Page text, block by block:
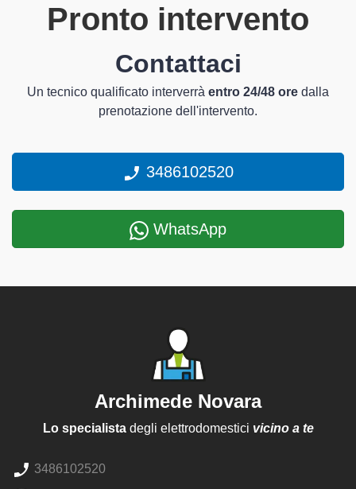
Pronto intervento
Contattaci
Un tecnico qualificato interverrà entro 24/48 ore dalla
prenotazione dell'intervento.
3486102520
WhatsApp
Archimede Novara
Lo specialistadegli elettrodomestici vicino a te
3486102520